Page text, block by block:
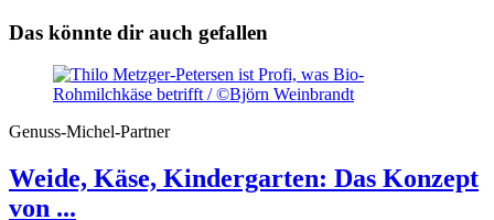
Das könnte dir auch gefallen
Genuss-Michel-Partner
Weide, Käse, Kindergarten: Das Konzept
von ...